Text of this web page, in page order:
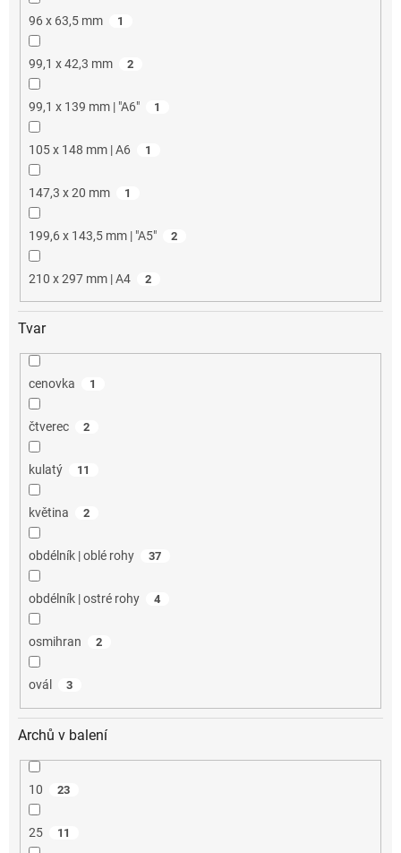
96 x 63,5 mm 1
99,1 x 42,3 mm 2
99,1 x 139 mm | "A6" 1
105 x 148 mm | A6 1
147,3 x 20 mm 1
199,6 x 143,5 mm | "A5" 2
210 x 297 mm | A4 2
Tvar
cenovka 1
čtverec 2
kulatý 11
květina 2
obdélník | oblé rohy 37
obdélník | ostré rohy 4
osmihran 2
ovál 3
Archů v balení
10 23
25 11